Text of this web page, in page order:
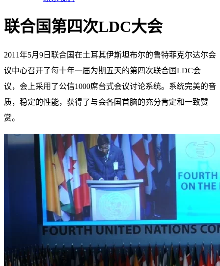
联合国第四次LDC大会
2011年5月9日联合国在土耳其伊斯坦布尔的鲁特菲克尔达尔会
议中心召开了每十年一届为期五天的第四次联合国LDC会
议，会上采用了公信1000席台式会议讨论系统。系统完美的音
质，稳定的性能，获得了与会各国首脑的充分肯定和一致赞
赏。